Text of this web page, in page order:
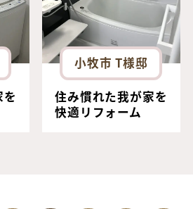
小牧市 T様邸
住み慣れた我が家を
快適リフォーム